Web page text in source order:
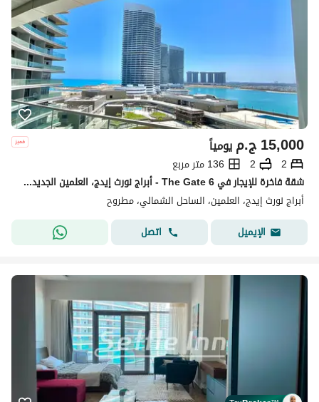
ج.م15,000 يومياً
2
2
136 متر مربع
شقة فاخرة للإيجار في The Gate 6 - أبراج نورث إيدج، العلمين الجديدة | فيو مباشر بحر ولاجون | مفروشة سوبر لوكس
أبراج نورث إيدج، العلمين، الساحل الشمالي، مطروح
الإيميل
اتصل